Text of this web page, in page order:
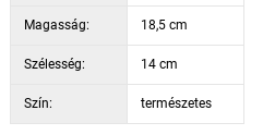
Magasság: 18,5 cm
Szélesség: 14 cm
Szín: természetes